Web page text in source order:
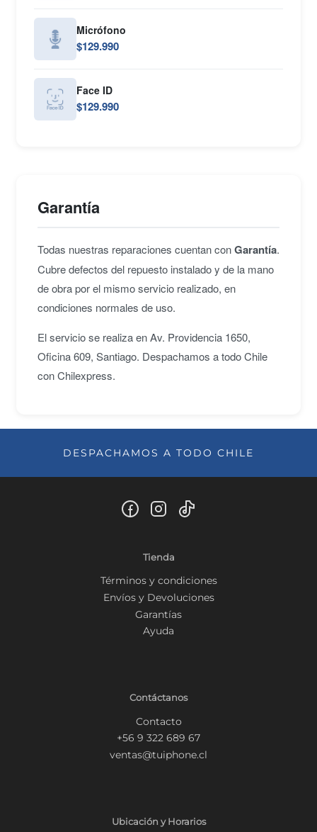
Micrófono
$129.990
Face ID
$129.990
Garantía
Todas nuestras reparaciones cuentan conGarantía.
Cubre defectos del repuesto instalado y de la mano
de obra por el mismo servicio realizado, en
condiciones normales de uso.
El servicio se realiza en Av. Providencia 1650,
Oficina 609, Santiago. Despachamos a todo Chile
con Chilexpress.
DESPACHAMOS A TODO CHILE
Tienda
Términos y condiciones
Envíos y Devoluciones
Garantías
Ayuda
Contáctanos
Contacto
+56 9 322 689 67
ventas@tuiphone.cl
Ubicación y Horarios